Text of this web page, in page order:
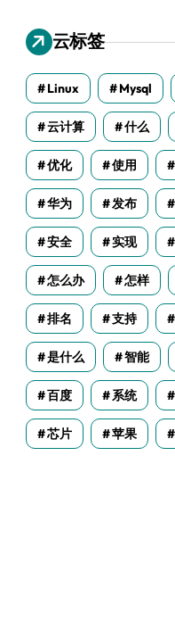
云标签
Linux Mysql
云计算 什么
优化 使用
华为 发布
安全 实现
怎么办 怎样
排名 支持
是什么 智能
百度 系统
芯片 苹果